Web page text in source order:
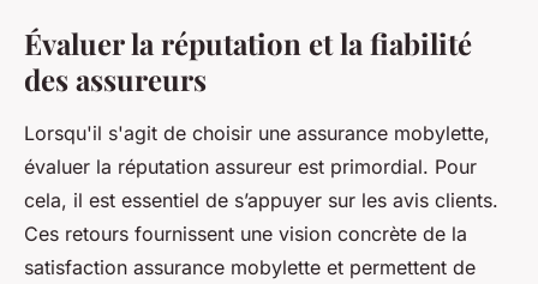
Évaluer la réputation et la fiabilité
des assureurs
Lorsqu'il s'agit de choisir une assurance mobylette,
évaluer la réputation assureur est primordial. Pour
cela, il est essentiel de s’appuyer sur les avis clients.
Ces retours fournissent une vision concrète de la
satisfaction assurance mobylette et permettent de